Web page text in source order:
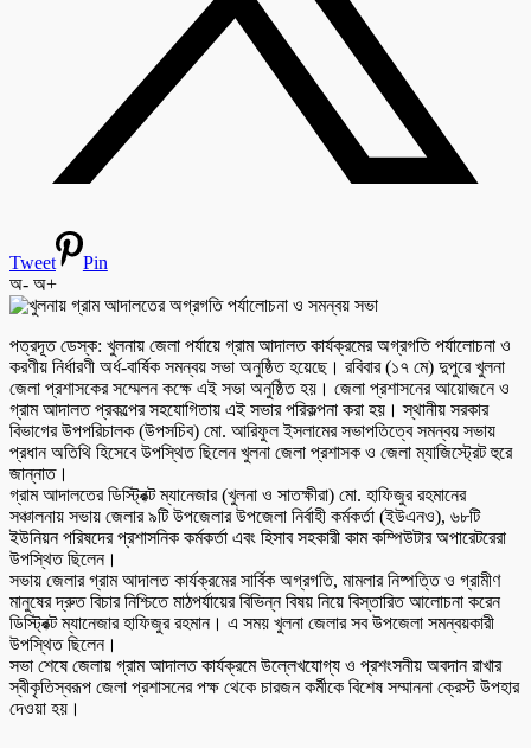
Tweet
Pin
অ- অ+
পত্রদূত ডেস্ক: খুলনায় জেলা পর্যায়ে গ্রাম আদালত কার্যক্রমের অগ্রগতি পর্যালোচনা ও
করণীয় নির্ধারণী অর্ধ-বার্ষিক সমন্বয় সভা অনুষ্ঠিত হয়েছে। রবিবার (১৭ মে) দুপুরে খুলনা
জেলা প্রশাসকের সম্মেলন কক্ষে এই সভা অনুষ্ঠিত হয়। জেলা প্রশাসনের আয়োজনে ও
গ্রাম আদালত প্রকল্পের সহযোগিতায় এই সভার পরিকল্পনা করা হয়। স্থানীয় সরকার
বিভাগের উপপরিচালক (উপসচিব) মো. আরিফুল ইসলামের সভাপতিত্বে সমন্বয় সভায়
প্রধান অতিথি হিসেবে উপস্থিত ছিলেন খুলনা জেলা প্রশাসক ও জেলা ম্যাজিস্ট্রেট হুরে
জান্নাত।
গ্রাম আদালতের ডিস্ট্রিক্ট ম্যানেজার (খুলনা ও সাতক্ষীরা) মো. হাফিজুর রহমানের
সঞ্চালনায় সভায় জেলার ৯টি উপজেলার উপজেলা নির্বাহী কর্মকর্তা (ইউএনও), ৬৮টি
ইউনিয়ন পরিষদের প্রশাসনিক কর্মকর্তা এবং হিসাব সহকারী কাম কম্পিউটার অপারেটরেরা
উপস্থিত ছিলেন।
সভায় জেলার গ্রাম আদালত কার্যক্রমের সার্বিক অগ্রগতি, মামলার নিষ্পত্তি ও গ্রামীণ
মানুষের দ্রুত বিচার নিশ্চিতে মাঠপর্যায়ের বিভিন্ন বিষয় নিয়ে বিস্তারিত আলোচনা করেন
ডিস্ট্রিক্ট ম্যানেজার হাফিজুর রহমান। এ সময় খুলনা জেলার সব উপজেলা সমন্বয়কারী
উপস্থিত ছিলেন।
সভা শেষে জেলায় গ্রাম আদালত কার্যক্রমে উল্লেখযোগ্য ও প্রশংসনীয় অবদান রাখার
স্বীকৃতিস্বরূপ জেলা প্রশাসনের পক্ষ থেকে চারজন কর্মীকে বিশেষ সম্মাননা ক্রেস্ট উপহার
দেওয়া হয়।